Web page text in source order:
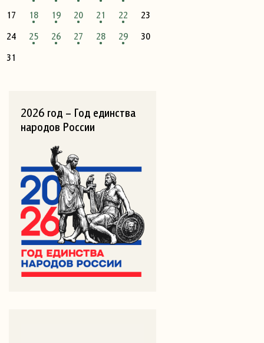
17
18 19 20 21 22
23
24
25 26 27 28 29
30
31
2026 год – Год единства
народов России